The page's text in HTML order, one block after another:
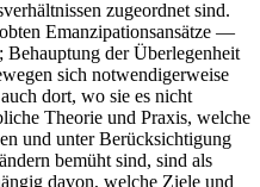
zugeordnet sind.
Emanzipationsansätze —
der Überlegenheit
sich notwendigerweise
dort, wo sie es nicht
Theorie und Praxis, welche
und unter Berücksichtigung
bemüht sind, sind als
davon, welche Ziele und